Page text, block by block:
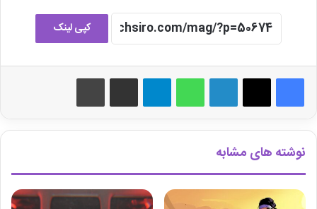
کپی لینک
لینکدین واتس آپ تلگرام اشتراک گذاری از طریق ایمیل
نوشته های مشابه